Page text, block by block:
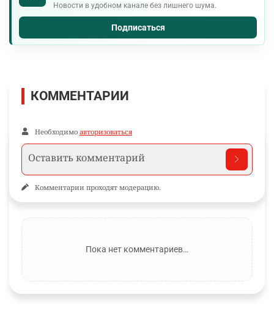
Новости в удобном канале без лишнего шума.
Подписаться
КОММЕНТАРИИ
Необходимо авторизоваться
Комментарии проходят модерацию.
Пока нет комментариев…